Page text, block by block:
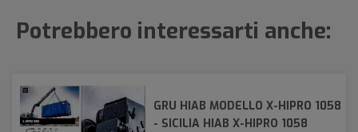
Potrebbero interessarti anche:
GRU HIAB MODELLO X-HIPRO 1058
- SICILIA HIAB X-HIPRO 1058